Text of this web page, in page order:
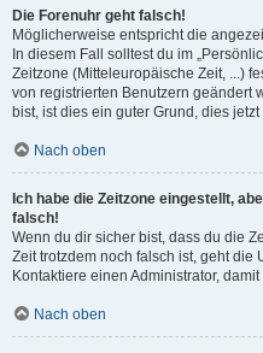
Die Forenuhr geht falsch!
Möglicherweise entspricht die
In diesem Fall solltest du im
Zeitzone (Mitteleuropäische Zeit, ...)
von registrierten Benutzern geändert
bist, ist dies ein guter Grund, dies jetzt
Nach oben
Ich habe die Zeitzone eingestellt,
falsch!
Wenn du dir sicher bist, dass du die
Zeit trotzdem noch falsch ist, geht die
Kontaktiere einen Administrator,
Nach oben